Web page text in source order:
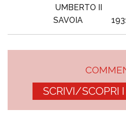
UMBERTO II
SAVOIA
SCRIVI/SCOPRI